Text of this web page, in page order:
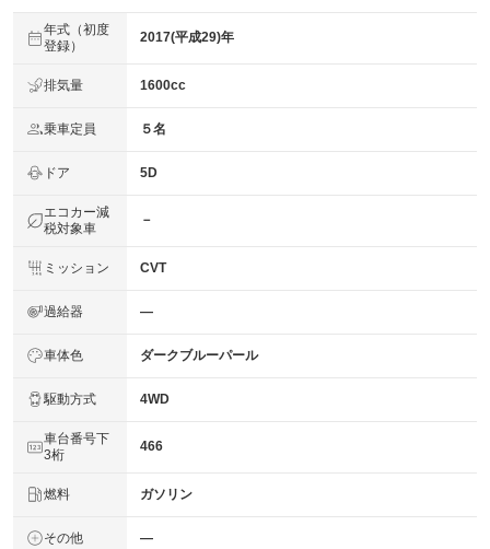
年式（初度
登録）
2017(平成29)年
排気量 1600cc
乗車定員 ５名
ドア 5D
エコカー減
税対象車
－
ミッション CVT
過給器 ―
車体色 ダークブルーパール
駆動方式 4WD
車台番号下
3桁
466
燃料 ガソリン
その他 ―